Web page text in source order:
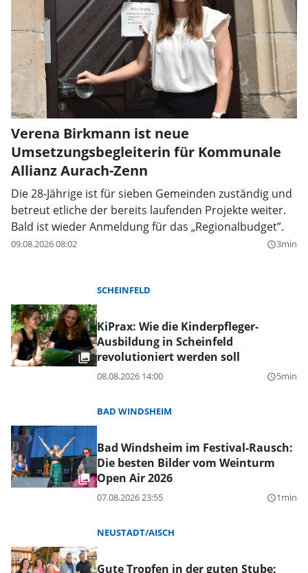
Verena Birkmann ist neue
Umsetzungsbegleiterin für Kommunale
Allianz Aurach-Zenn
Die 28-Jährige ist für sieben Gemeinden zuständig und
betreut etliche der bereits laufenden Projekte weiter.
Bald ist wieder Anmeldung für das „Regionalbudget”.
09.08.2026 08:02 query_builder3min
SCHEINFELD
KiPrax: Wie die Kinderpfleger-
Ausbildung in Scheinfeld
revolutioniert werden soll
08.08.2026 14:00 query_builder5min
BAD WINDSHEIM
Bad Windsheim im Festival-Rausch:
Die besten Bilder vom Weinturm
Open Air 2026
07.08.2026 23:55 query_builder1min
NEUSTADT/AISCH
Gute Tropfen in der guten Stube: